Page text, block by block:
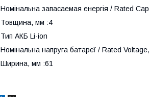
Номінальна запасаемая енергія / Rated
Товщина, мм :4
Тип АКБ Li-ion
Номінальна напруга батареї / Rated
Ширина, мм :61